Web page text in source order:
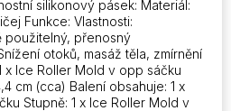
silikonový pásek: Materiál:
Funkce: Vlastnosti:
použitelný, přenosný
otoků, masáž těla, zmírnění
x Ice Roller Mold v opp sáčku
cm (cca) Balení obsahuje: 1 x
Stupně: 1 x Ice Roller Mold v